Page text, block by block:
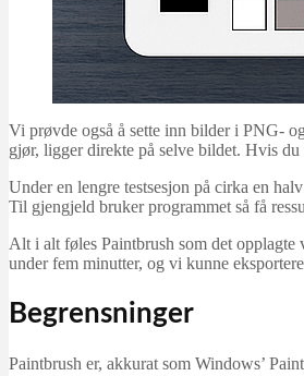
Vi prøvde også å sette inn bilder i PNG-
gjør, ligger direkte på selve bildet. Hvis
Under en lengre testsesjon på cirka en
Til gjengjeld bruker programmet så få
Alt i alt føles Paintbrush som det opplagte
under fem minutter, og vi kunne
Begrensninger
Paintbrush er, akkurat som Windows’